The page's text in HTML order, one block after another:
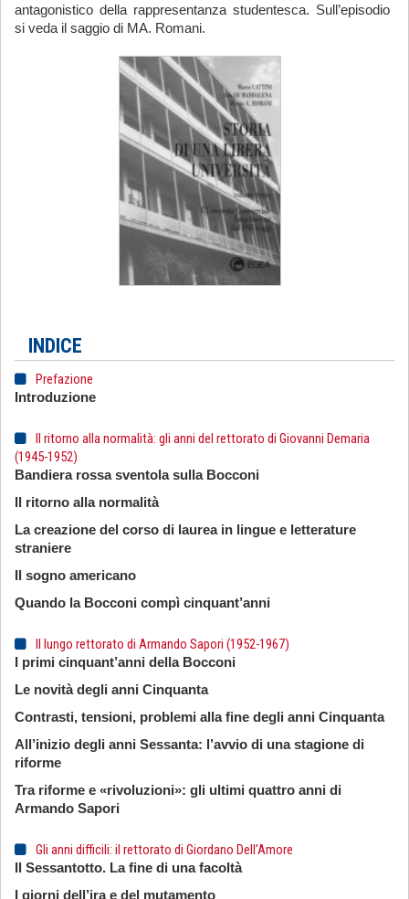
antagonistico della rappresentanza studentesca. Sull’episodio
si veda il saggio di MA. Romani.
INDICE
Prefazione
Introduzione
Il ritorno alla normalità: gli anni del rettorato di Giovanni Demaria
(1945-1952)
Bandiera rossa sventola sulla Bocconi
Il ritorno alla normalità
La creazione del corso di laurea in lingue e letterature
straniere
Il sogno americano
Quando la Bocconi compì cinquant’anni
Il lungo rettorato di Armando Sapori (1952-1967)
I primi cinquant’anni della Bocconi
Le novità degli anni Cinquanta
Contrasti, tensioni, problemi alla fine degli anni Cinquanta
All’inizio degli anni Sessanta: l’avvio di una stagione di
riforme
Tra riforme e «rivoluzioni»: gli ultimi quattro anni di
Armando Sapori
Gli anni difficili: il rettorato di Giordano Dell’Amore
Il Sessantotto. La fine di una facoltà
I giorni dell’ira e del mutamento